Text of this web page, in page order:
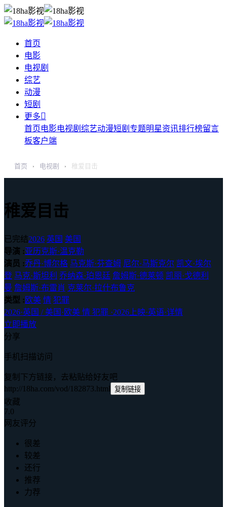
首页
电影
电视剧
综艺
动漫
短剧
更多
首页电影电视剧 综艺动漫短剧 专题明星资讯排行榜留言
板客户端
首页 › 电视剧 › 稚爱目击
稚爱目击
已完结2026 英国 美国
导演 :亚历克斯·温克勒
演员 :乔丹·博尔格 马克斯·芬查姆 尼尔·马斯克尔 凯文·埃尔
登 马克·斯坦利 乔纳森·珀恩廷 詹姆斯·德莱顿 凯丽·戈德利
曼 詹姆斯·布雷肖 克莱尔·拉什布鲁克
类型 :欧美 情 犯罪
2026·英国 / 美国 ·欧美 情 犯罪 ·2026上映·英语·详情
立即播放
分享
手机扫描访问
复制下方链接，去粘贴给好友吧
http://18ha.com/vod/182873.html 复制链接
收藏
7.0
网友评分
很差
较差
还行
推荐
力荐